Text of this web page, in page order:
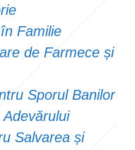
Familie
de Farmece și
Sporul Banilor
Salvarea și